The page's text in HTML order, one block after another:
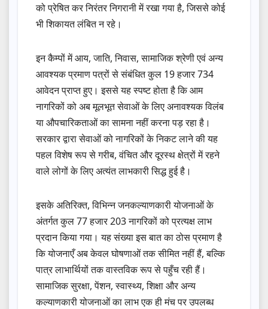
को प्रेषित कर निरंतर निगरानी में रखा गया है, जिससे कोई
भी शिकायत लंबित न रहे।
इन कैम्पों में आय, जाति, निवास, सामाजिक श्रेणी एवं अन्य
आवश्यक प्रमाण पत्रों से संबंधित कुल 19 हजार 734
आवेदन प्राप्त हुए। इससे यह स्पष्ट होता है कि आम
नागरिकों को अब मूलभूत सेवाओं के लिए अनावश्यक विलंब
या औपचारिकताओं का सामना नहीं करना पड़ रहा है।
सरकार द्वारा सेवाओं को नागरिकों के निकट लाने की यह
पहल विशेष रूप से गरीब, वंचित और दूरस्थ क्षेत्रों में रहने
वाले लोगों के लिए अत्यंत लाभकारी सिद्ध हुई है।
इसके अतिरिक्त, विभिन्न जनकल्याणकारी योजनाओं के
अंतर्गत कुल 77 हजार 203 नागरिकों को प्रत्यक्ष लाभ
प्रदान किया गया। यह संख्या इस बात का ठोस प्रमाण है
कि योजनाएँ अब केवल घोषणाओं तक सीमित नहीं हैं, बल्कि
पात्र लाभार्थियों तक वास्तविक रूप से पहुँच रही हैं।
सामाजिक सुरक्षा, पेंशन, स्वास्थ्य, शिक्षा और अन्य
कल्याणकारी योजनाओं का लाभ एक ही मंच पर उपलब्ध